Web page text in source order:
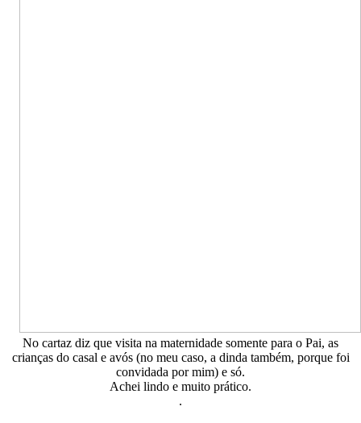
No cartaz diz que visita na maternidade somente para o Pai, as
crianças do casal e avós (no meu caso, a dinda também, porque foi
convidada por mim) e só.
Achei lindo e muito prático.
.